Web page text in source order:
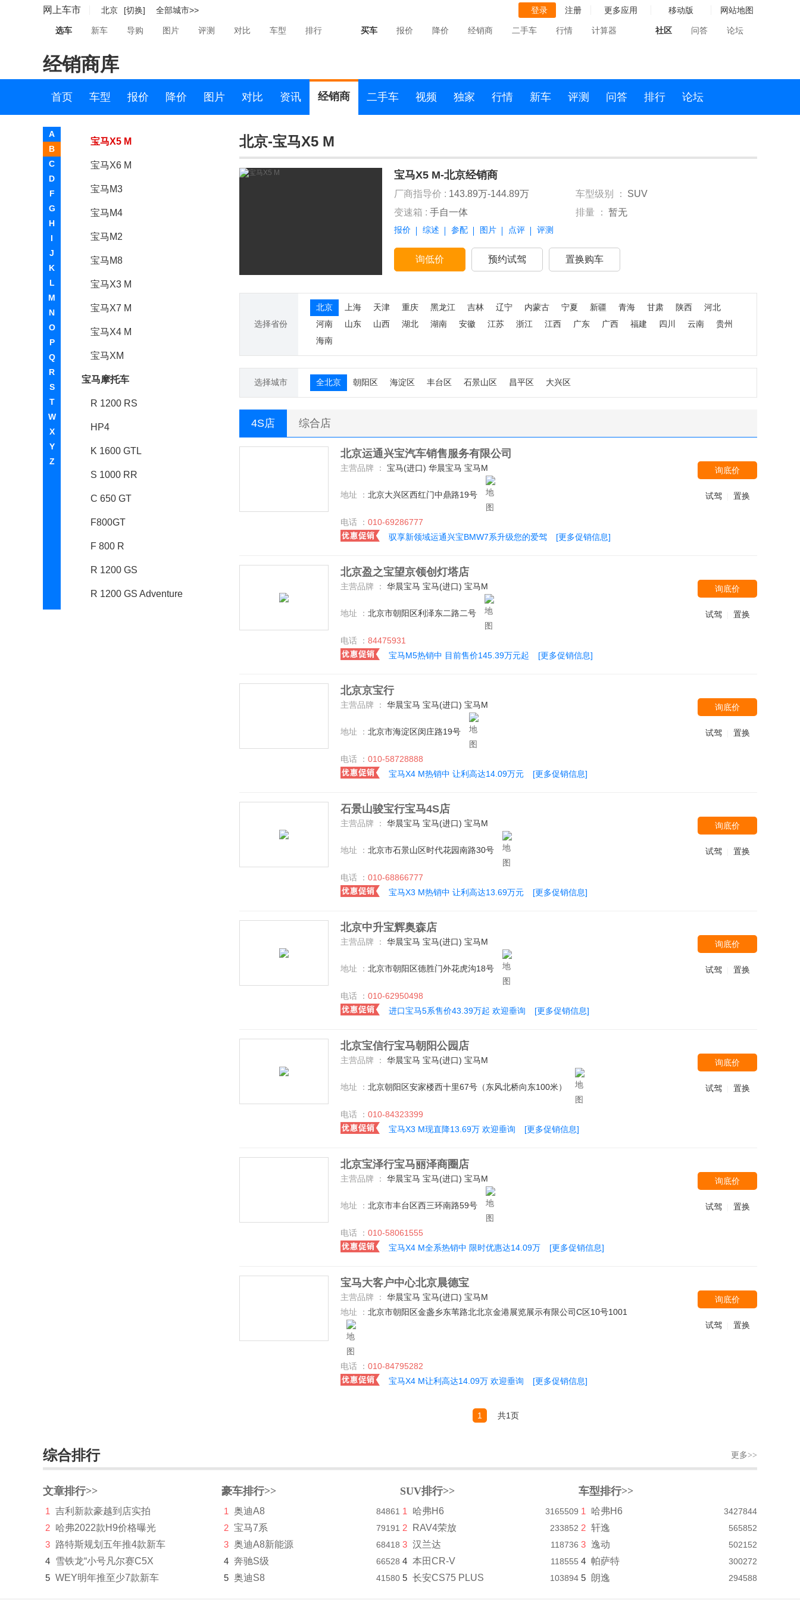
网上车市 北京 [切换] 全部城市>> 登录 注册 更多应用 移动版 网站地图
选车 新车 导购 图片 评测 对比 车型 排行 买车 报价 降价 经销商 二手车 行情 计算器 社区 问答 论坛
经销商库
首页 车型 报价 降价 图片 对比 资讯 经销商 二手车 视频 独家 行情 新车 评测 问答 排行 论坛
A
B
C
D
F
G
H
I
J
K
L
M
N
O
P
Q
R
S
T
W
X
Y
Z
宝马i4
宝马M
宝马M5
宝马X5 M
宝马X6 M
宝马M3
宝马M4
宝马M2
宝马M8
宝马X3 M
宝马X7 M
宝马X4 M
宝马XM
宝马摩托车
R 1200 RS
HP4
K 1600 GTL
S 1000 RR
C 650 GT
F800GT
F 800 R
R 1200 GS
R 1200 GS Adventure
C
长安欧尚
长安汽车
北京-宝马X5 M
宝马X5 M-北京经销商
厂商指导价 : 143.89万-144.89万 车型级别 ：
SUV
变速箱 : 手自一体 排量 ： 暂无
报价 综述 参配 图片 点评 评测
询低价 预约试驾 置换购车
选择省份
北京 上海 天津 重庆 黑龙江 吉林 辽宁 内蒙古 宁夏 新疆 青海 甘肃 陕西
河北
河南
山东 山西 湖北 湖南 安徽 江苏 浙江 江西 广东 广西 福建 四川 云南
贵州
海南
选择城市 全北京 朝阳区 海淀区 丰台区 石景山区 昌平区 大兴区
4S店 综合店
北京运通兴宝汽车销售服务有限公司
主营品牌 ： 宝马(进口) 华晨宝马 宝马M
地址 ： 北京大兴区西红门中鼎路19号
电话 ： 010-69286777
驭享新领域运通兴宝BMW7系升级您的爱驾
[更多促销信息]
询底价
试驾 置换
北京盈之宝望京领创灯塔店
主营品牌 ： 华晨宝马 宝马(进口) 宝马M
地址 ： 北京市朝阳区利泽东二路二号
电话 ： 84475931
宝马M5热销中 目前售价145.39万元起
[更多促销信息]
询底价
试驾 置换
北京京宝行
主营品牌 ： 华晨宝马 宝马(进口) 宝马M
地址 ： 北京市海淀区闵庄路19号
电话 ： 010-58728888
宝马X4 M热销中 让利高达14.09万元
[更多促销信息]
询底价
试驾 置换
石景山骏宝行宝马4S店
主营品牌 ： 华晨宝马 宝马(进口) 宝马M
地址 ： 北京市石景山区时代花园南路30号
电话 ： 010-68866777
宝马X3 M热销中 让利高达13.69万元
[更多促销信息]
询底价
试驾 置换
北京中升宝辉奥森店
主营品牌 ： 华晨宝马 宝马(进口) 宝马M
地址 ： 北京市朝阳区德胜门外花虎沟18号
电话 ： 010-62950498
进口宝马5系售价43.39万起 欢迎垂询
[更多促销信息]
询底价
试驾 置换
北京宝信行宝马朝阳公园店
主营品牌 ： 华晨宝马 宝马(进口) 宝马M
地址 ： 北京朝阳区安家楼西十里67号（东风北桥向东100米）
电话 ： 010-84323399
宝马X3 M现直降13.69万 欢迎垂询
[更多促销信息]
询底价
试驾 置换
北京宝泽行宝马丽泽商圈店
主营品牌 ： 华晨宝马 宝马(进口) 宝马M
地址 ： 北京市丰台区西三环南路59号
电话 ： 010-58061555
宝马X4 M全系热销中 限时优惠达14.09万
[更多促销信息]
询底价
试驾 置换
宝马大客户中心北京晨德宝
主营品牌 ：
华晨宝马 宝马(进口) 宝马M
地址 ： 北京市朝阳区金盏乡东苇路北北京金港展览展示有限公司C区10号1001
电话 ： 010-84795282
宝马X4 M让利高达14.09万 欢迎垂询
[更多促销信息]
询底价
试驾 置换
1 共1页
综合排行 更多>>
文章排行>>
1
吉利新款豪越到店实拍
2 哈弗2022款H9价格曝光
3 路特斯规划五年推4款新车
4 雪铁龙“小号凡尔赛C5X
5 WEY明年推至少7款新车
豪车排行>>
1 奥迪A8 84861
2 宝马7系 79191
3 奥迪A8新能源 68418
4 奔驰S级 66528
5 奥迪S8 41580
SUV排行>>
1 哈弗H6 3165509
2 RAV4荣放 233852
3 汉兰达 118736
4 本田CR-V 118555
5 长安CS75 PLUS 103894
车型排行>>
1 哈弗H6 3427844
2 轩逸 565852
3 逸动 502152
4 帕萨特 300272
5 朗逸 294588